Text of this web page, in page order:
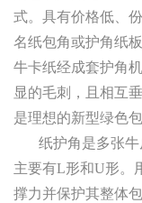
式。具有价格低、
名纸包角或护角纸
牛卡纸经成套护角
显的毛刺，且相互
是理想的新型绿色包
纸护角是多张牛
主要有L形和U形。
撑力并保护其整体